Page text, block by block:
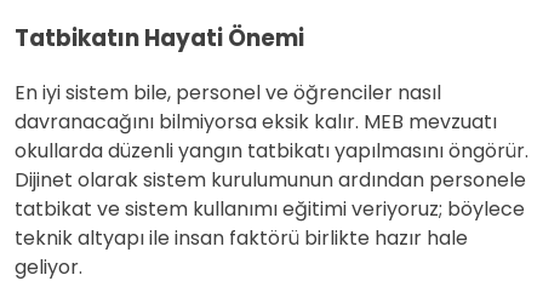
Tatbikatın Hayati Önemi
En iyi sistem bile, personel ve öğrenciler nasıl
davranacağını bilmiyorsa eksik kalır. MEB mevzuatı
okullarda düzenli yangın tatbikatı yapılmasını öngörür.
Dijinet olarak sistem kurulumunun ardından personele
tatbikat ve sistem kullanımı eğitimi veriyoruz; böylece
teknik altyapı ile insan faktörü birlikte hazır hale
geliyor.